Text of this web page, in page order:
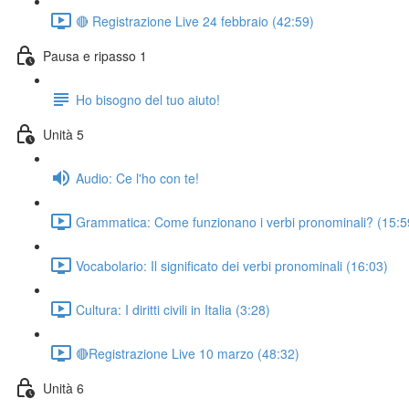
🔴 Registrazione Live 24 febbraio (42:59)
Pausa e ripasso 1
Ho bisogno del tuo aiuto!
Unità 5
Audio: Ce l'ho con te!
Grammatica: Come funzionano i verbi pronominali?
Vocabolario: Il significato dei verbi pronominali (16:03)
Cultura: I diritti civili in Italia (3:28)
🔴Registrazione Live 10 marzo (48:32)
Unità 6